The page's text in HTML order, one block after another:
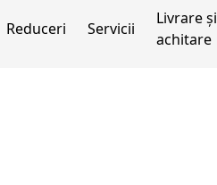
Reduceri Servicii
Livrare și
achitare